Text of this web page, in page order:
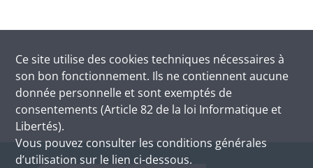
Ce site utilise des cookies techniques nécessaires à
son bon fonctionnement. Ils ne contiennent aucune
donnée personnelle et sont exemptés de
consentements (Article 82 de la loi Informatique et
Libertés).
Vous pouvez consulter les conditions générales
d’utilisation sur le lien ci-dessous.